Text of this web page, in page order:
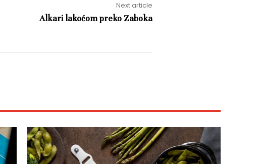
Next article
Alkari lakoćom preko Zaboka